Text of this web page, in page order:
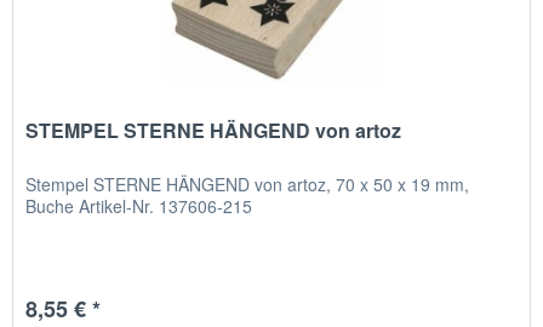
STEMPEL STERNE HÄNGEND von artoz
Stempel STERNE HÄNGEND von artoz, 70 x 50 x 19 mm,
Buche Artikel-Nr. 137606-215
8,55 € *